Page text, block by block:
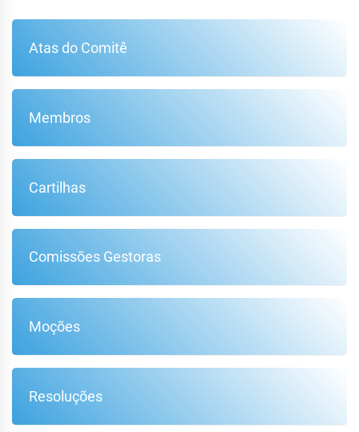
Atas do Comitê
Membros
Cartilhas
Comissões Gestoras
Moções
Resoluções